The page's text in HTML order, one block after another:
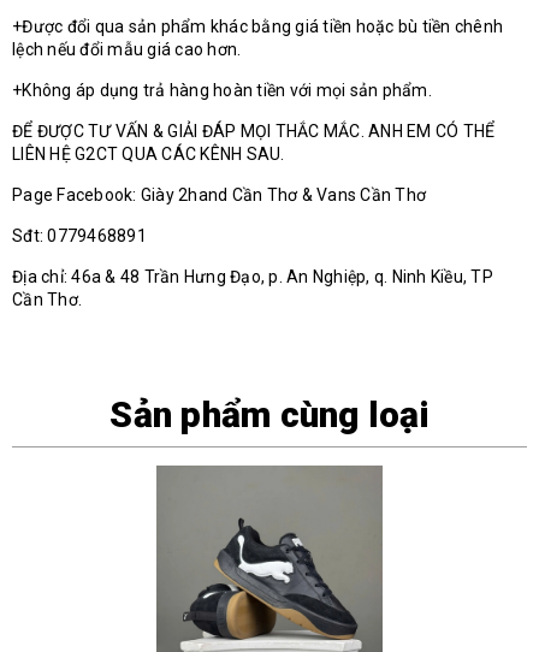
+Được đổi qua sản phẩm khác bằng giá tiền hoặc bù tiền chênh
lệch nếu đổi mẫu giá cao hơn.
+Không áp dụng trả hàng hoàn tiền với mọi sản phẩm.
ĐỂ ĐƯỢC TƯ VẤN & GIẢI ĐÁP MỌI THẮC MẮC. ANH EM CÓ THỂ
LIÊN HỆ G2CT QUA CÁC KÊNH SAU.
Page Facebook: Giày 2hand Cần Thơ & Vans Cần Thơ
Sđt: 0779468891
Địa chỉ: 46a & 48 Trần Hưng Đạo, p. An Nghiệp, q. Ninh Kiều, TP
Cần Thơ.
Sản phẩm cùng loại